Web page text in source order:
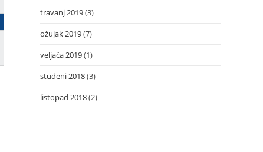
travanj 2019(3)
ožujak 2019(7)
veljača 2019(1)
studeni 2018(3)
listopad 2018(2)